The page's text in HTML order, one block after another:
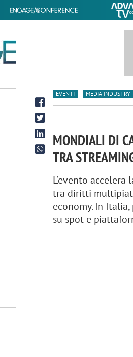
EVENTI MEDIA INDUSTRY
MONDIALI DI
TRA
L’evento
tra diritti
economy. In
su spot e